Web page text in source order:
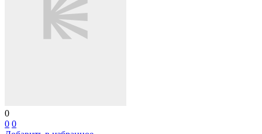
0
0 0